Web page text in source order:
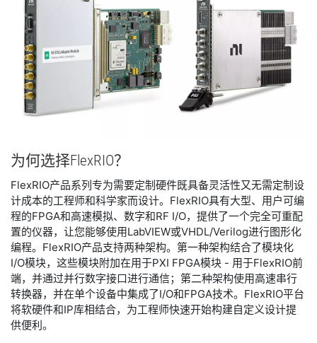
为何选择FlexRIO？
FlexRIO产品系列专为需要定制硬件既具备灵活性又无需定制设
计成本的工程师和科学家而设计。FlexRIO具有大型、用户可编
程的FPGA和高速模拟、数字和RF I/O，提供了一个完全可重配
置的仪器，让您能够使用LabVIEW或VHDL/Verilog进行图形化
编程。FlexRIO产品支持两种架构。第一种架构结合了模块化
I/O模块，这些模块附加在用于PXI FPGA模块 - 用于FlexRIO前
端，并通过并行数字接口进行通信；第二种架构使用高速串行
转换器，并在单个设备中集成了I/O和FPGA技术。FlexRIO平台
将软硬件和IP库相结合，为工程师快速开始构建自定义设计提
供便利。